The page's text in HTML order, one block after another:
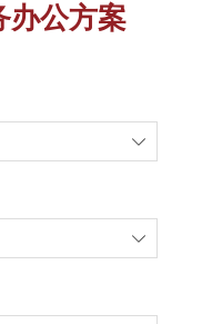
办公方案
ꄳ
ꄳ